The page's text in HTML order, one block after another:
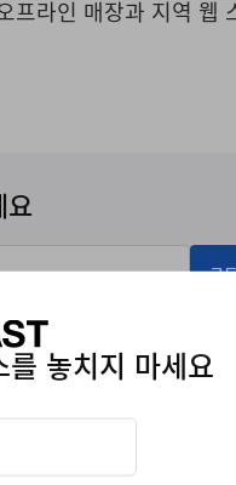
프라인 매장과 지역 웹
요
구
됩니다.
놓치지 마세요